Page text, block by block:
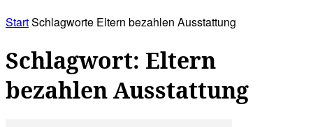
StartSchlagworte Eltern bezahlen Ausstattung
Schlagwort: Eltern
bezahlen Ausstattung